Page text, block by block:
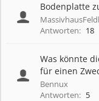
Bodenplatte
Antworten: 18
Was könnte
für einen
Bennux
Antworten: 5